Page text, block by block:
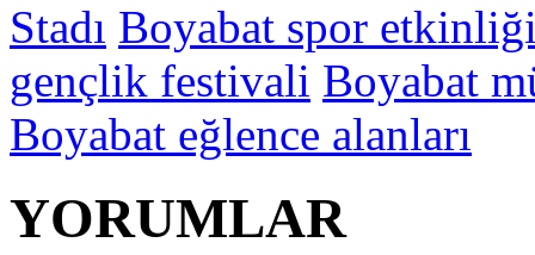
Stadı Boyabat spor
gençlik festivali Boyabat
Boyabat eğlence alanları
YORUMLAR